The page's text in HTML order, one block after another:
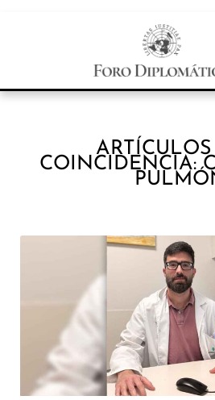
COINCIDENCIA: